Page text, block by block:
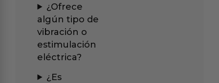
¿Ofrece
algún tipo de
vibración o
estimulación
eléctrica?
¿Es